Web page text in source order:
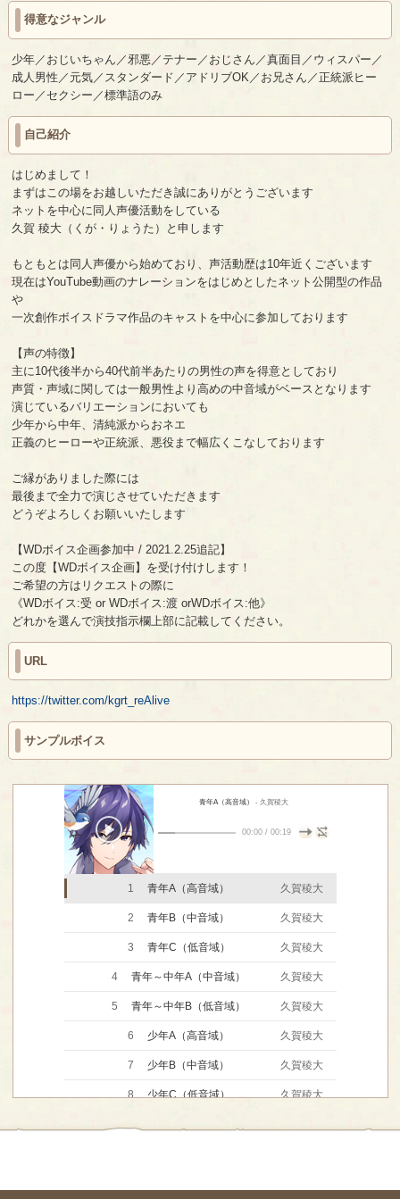
得意なジャンル
少年／おじいちゃん／邪悪／テナー／おじさん／真面目／ウィスパー／
成人男性／元気／スタンダード／アドリブOK／お兄さん／正統派ヒー
ロー／セクシー／標準語のみ
自己紹介
はじめまして！
まずはこの場をお越しいただき誠にありがとうございます
ネットを中心に同人声優活動をしている
久賀 稜大（くが・りょうた）と申します
もともとは同人声優から始めており、声活動歴は10年近くございます
現在はYouTube動画のナレーションをはじめとしたネット公開型の作品
や
一次創作ボイスドラマ作品のキャストを中心に参加しております
【声の特徴】
主に10代後半から40代前半あたりの男性の声を得意としており
声質・声域に関しては一般男性より高めの中音域がベースとなります
演じているバリエーションにおいても
少年から中年、清純派からおネエ
正義のヒーローや正統派、悪役まで幅広くこなしております
ご縁がありました際には
最後まで全力で演じさせていただきます
どうぞよろしくお願いいたします
【WDボイス企画参加中 / 2021.2.25追記】
この度【WDボイス企画】を受け付けします！
ご希望の方はリクエストの際に
《WDボイス:受 or WDボイス:渡 orWDボイス:他》
どれかを選んで演技指示欄上部に記載してください。
URL
https://twitter.com/kgrt_reAlive
サンプルボイス
青年A（高音域） - 久賀稜大
00:00/ 00:19
1 青年A（高音域） 久賀稜大
2 青年B（中音域） 久賀稜大
3 青年C（低音域） 久賀稜大
4 青年～中年A（中音域） 久賀稜大
5 青年～中年B（低音域） 久賀稜大
6 少年A（高音域） 久賀稜大
7 少年B（中音域） 久賀稜大
8 少年C（低音域） 久賀稜大